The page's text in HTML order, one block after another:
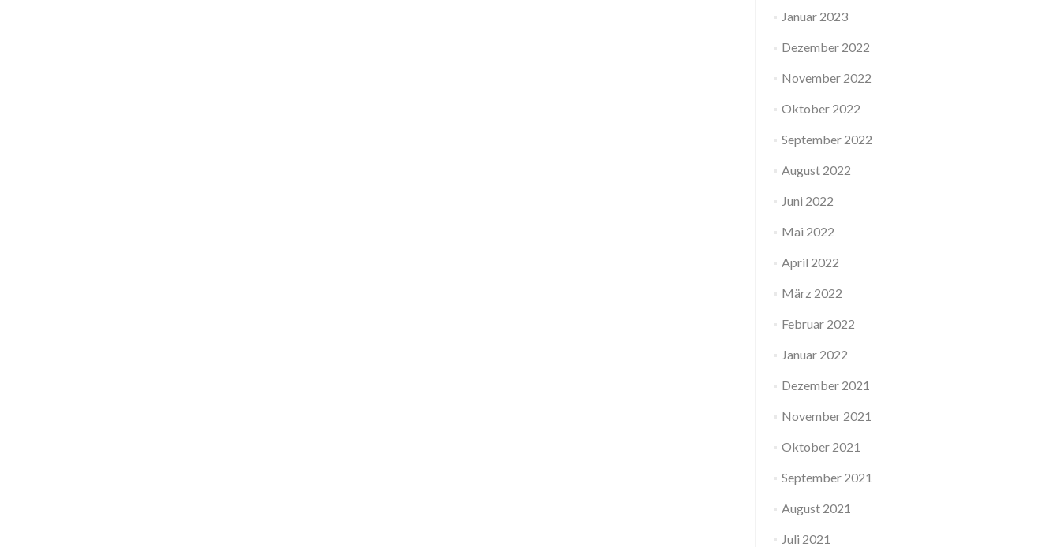
Januar 2023
Dezember 2022
November 2022
Oktober 2022
September 2022
August 2022
Juni 2022
Mai 2022
April 2022
März 2022
Februar 2022
Januar 2022
Dezember 2021
November 2021
Oktober 2021
September 2021
August 2021
Juli 2021